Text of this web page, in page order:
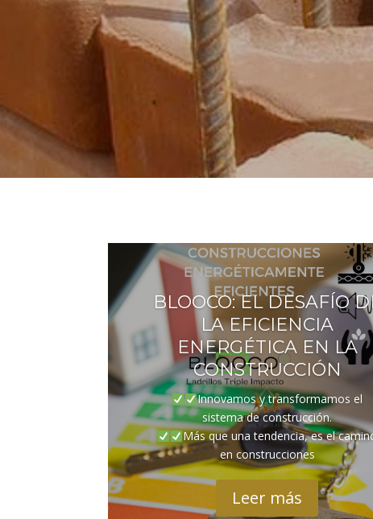
BLOOCO: EL DESAFÍO
LA EFICIENCIA
ENERGÉTICA EN LA
CONSTRUCCIÓN
Innovamos y transformamos el
sistema de construcción.
Más que una tendencia, es el
en construcciones
Leer más